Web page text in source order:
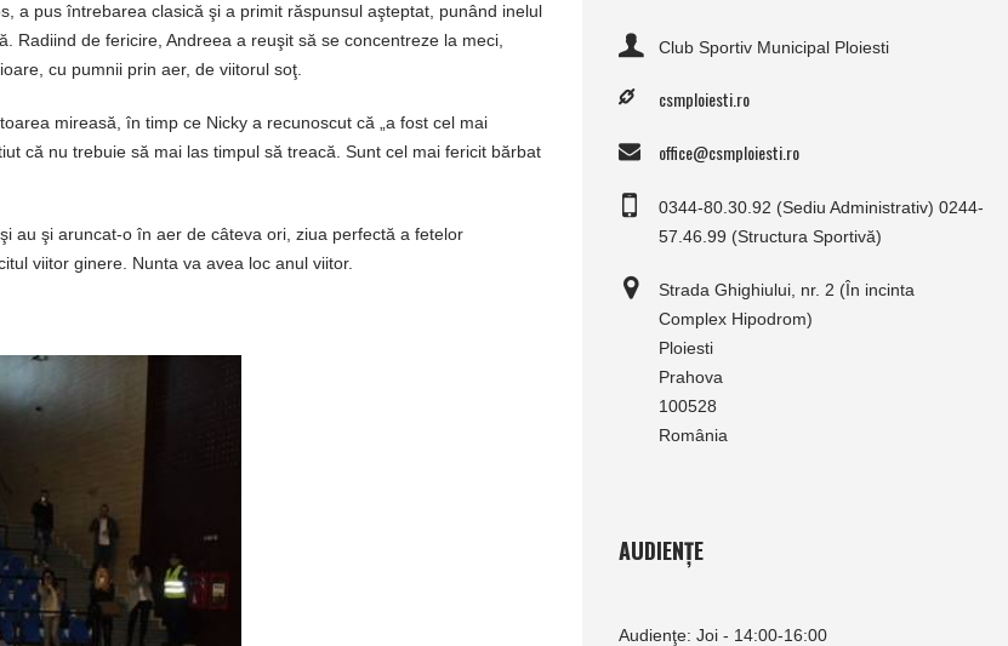
a pus întrebarea clasică şi a primit răspunsul aşteptat, punând inelul
Radiind de fericire, Andreea a reuşit să se concentreze la meci,
cu pumnii prin aer, de viitorul soţ.
mireasă, în timp ce Nicky a recunoscut că „a fost cel mai
că nu trebuie să mai las timpul să treacă. Sunt cel mai fericit bărbat
au şi aruncat-o în aer de câteva ori, ziua perfectă a fetelor
viitor ginere. Nunta va avea loc anul viitor.
Club Sportiv Municipal Ploiesti
csmploiesti.ro
office@csmploiesti.ro
0344-80.30.92 (Sediu Administrativ) 0244-
57.46.99 (Structura Sportivă)
Strada Ghighiului, nr. 2 (În incinta
Complex Hipodrom)
Ploiesti
Prahova
100528
România
AUDIENȚE
Audienţe: Joi - 14:00-16:00